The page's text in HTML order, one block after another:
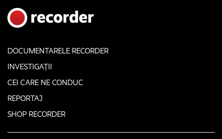
DOCUMENTARELE RECORDER
INVESTIGAȚII
CEI CARE NE CONDUC
REPORTAJ
SHOP RECORDER